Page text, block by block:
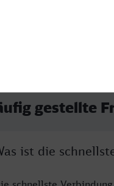
01 03:04
gestellte
ist die